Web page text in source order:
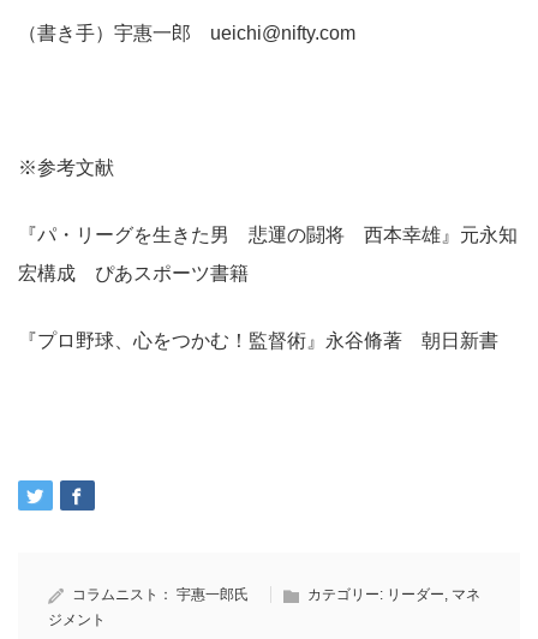
（書き手）宇惠一郎 ueichi@nifty.com
※参考文献
『パ・リーグを生きた男 悲運の闘将 西本幸雄』元永知
宏構成 ぴあスポーツ書籍
『プロ野球、心をつかむ！監督術』永谷脩著 朝日新書
コラムニスト： 宇惠一郎氏 カテゴリー: リーダー, マネ
ジメント